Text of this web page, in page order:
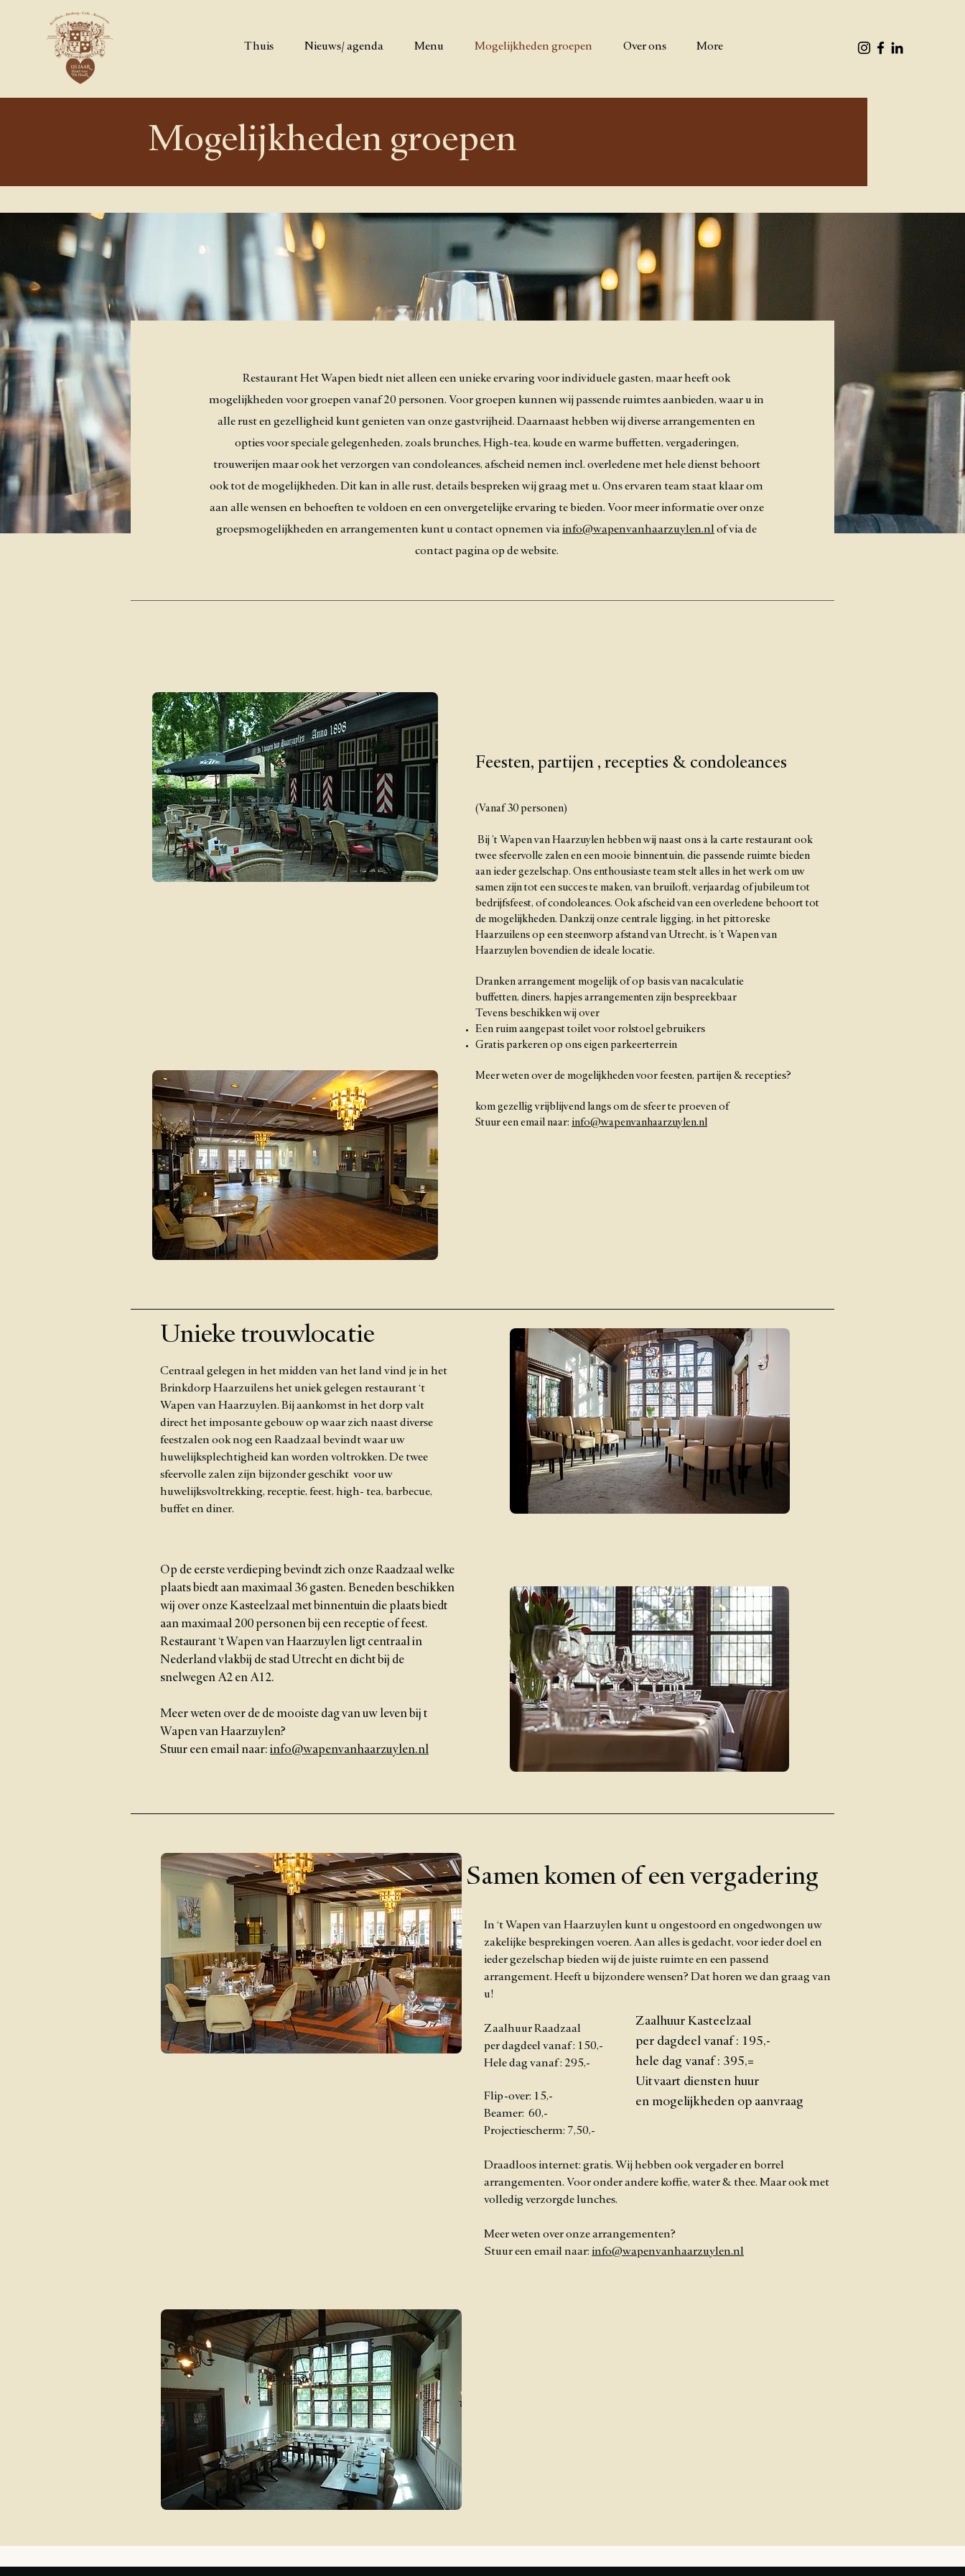
Thuis Nieuws/ agenda Menu Mogelijkheden groepen Over ons More
Mogelijkheden groepen
Restaurant Het Wapen biedt niet alleen een unieke ervaring voor individuele gasten, maar heeft ook
mogelijkheden voor groepen vanaf 20 personen. Voor groepen kunnen wij passende ruimtes aanbieden, waar u in
alle rust en gezelligheid kunt genieten van onze gastvrijheid. Daarnaast hebben wij diverse arrangementen en
opties voor speciale gelegenheden, zoals brunches, High-tea, koude en warme buffetten, vergaderingen,
trouwerijen maar ook het verzorgen van condoleances, afscheid nemen incl. overledene met hele dienst behoort
ook tot de mogelijkheden. Dit kan in alle rust, details bespreken wij graag met u. Ons ervaren team staat klaar om
aan alle wensen en behoeften te voldoen en een onvergetelijke ervaring te bieden. Voor meer informatie over onze
groepsmogelijkheden en arrangementen kunt u contact opnemen via info@wapenvanhaarzuylen.nl of via de
contact pagina op de website.
Feesten, partijen , recepties & condoleances
(Vanaf 30 personen)
Bij ’t Wapen van Haarzuylen hebben wij naast ons à la carte restaurant ook
twee sfeervolle zalen en een mooie binnentuin, die passende ruimte bieden
aan ieder gezelschap. Ons enthousiaste team stelt alles in het werk om uw
samen zijn tot een succes te maken, van bruiloft, verjaardag of jubileum tot
bedrijfsfeest, of condoleances. Ook afscheid van een overledene behoort tot
de mogelijkheden. Dankzij onze centrale ligging, in het pittoreske
Haarzuilens op een steenworp afstand van Utrecht, is ’t Wapen van
Haarzuylen bovendien de ideale locatie.
Dranken arrangement mogelijk of op basis van nacalculatie
buffetten, diners, hapjes arrangementen zijn bespreekbaar
Tevens beschikken wij over
Een ruim aangepast toilet voor rolstoel gebruikers
Gratis parkeren op ons eigen parkeerterrein
Meer weten over de mogelijkheden voor feesten, partijen & recepties?
kom gezellig vrijblijvend langs om de sfeer te proeven of
Stuur een email naar: info@wapenvanhaarzuylen.nl
Unieke trouwlocatie
Centraal gelegen in het midden van het land vind je in het
Brinkdorp Haarzuilens het uniek gelegen restaurant ‘t
Wapen van Haarzuylen. Bij aankomst in het dorp valt
direct het imposante gebouw op waar zich naast diverse
feestzalen ook nog een Raadzaal bevindt waar uw
huwelijksplechtigheid kan worden voltrokken. De twee
sfeervolle zalen zijn bijzonder geschikt voor uw
huwelijksvoltrekking, receptie, feest, high- tea, barbecue,
buffet en diner.
Op de eerste verdieping bevindt zich onze Raadzaal welke
plaats biedt aan maximaal 36 gasten. Beneden beschikken
wij over onze Kasteelzaal met binnentuin die plaats biedt
aan maximaal 200 personen bij een receptie of feest.
Restaurant ‘t Wapen van Haarzuylen ligt centraal in
Nederland vlakbij de stad Utrecht en dicht bij de
snelwegen A2 en A12.
Meer weten over de de mooiste dag van uw leven bij t
Wapen van Haarzuylen?
Stuur een email naar: info@wapenvanhaarzuylen.nl
Samen komen of een vergadering
In ‘t Wapen van Haarzuylen kunt u ongestoord en ongedwongen uw
zakelijke besprekingen voeren. Aan alles is gedacht, voor ieder doel en
ieder gezelschap bieden wij de juiste ruimte en een passend
arrangement. Heeft u bijzondere wensen? Dat horen we dan graag van
u!
Zaalhuur Raadzaal
per dagdeel vanaf : 150,-
Hele dag vanaf : 295,-
Flip-over: 15,-
Beamer: 60,-
Projectiescherm: 7,50,-
Draadloos internet: gratis. Wij hebben ook vergader en borrel
arrangementen. Voor onder andere koffie, water & thee. Maar ook met
volledig verzorgde lunches.
Meer weten over onze arrangementen?
Stuur een email naar: info@wapenvanhaarzuylen.nl
Zaalhuur Kasteelzaal
per dagdeel vanaf : 195,-
hele dag vanaf : 395,=
Uitvaart diensten huur
en mogelijkheden op aanvraag